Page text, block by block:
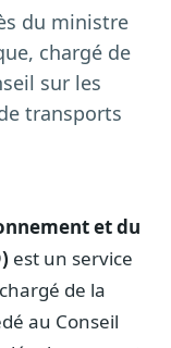
du ministre
chargé de
sur les
transports
et du
est un service
de la
au Conseil